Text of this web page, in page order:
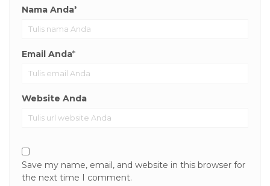
Nama Anda*
Email Anda*
Website Anda
Save my name, email, and website in this browser for
the next time I comment.